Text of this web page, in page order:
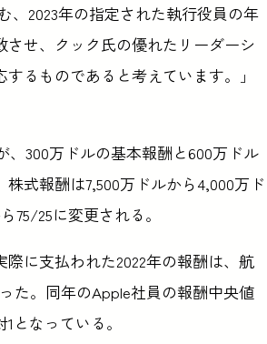
、2023年の指定された執行役員の年
せ、クック氏の優れたリーダーシ
るものであると考えています。」
300万ドルの基本報酬と600万ドル
式報酬は7,500万ドルから4,000万ド
75/25に変更される。
に支払われた2022年の報酬は、航
た。同年のApple社員の報酬中央値
となっている。